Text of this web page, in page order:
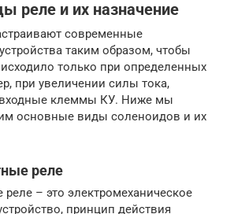
реле и их назначение
современные
таким образом, чтобы
только при определенных
при увеличении силы тока,
клеммы КУ. Ниже мы
основные виды соленоидов и их
реле
реле – это электромеханическое
принцип действия